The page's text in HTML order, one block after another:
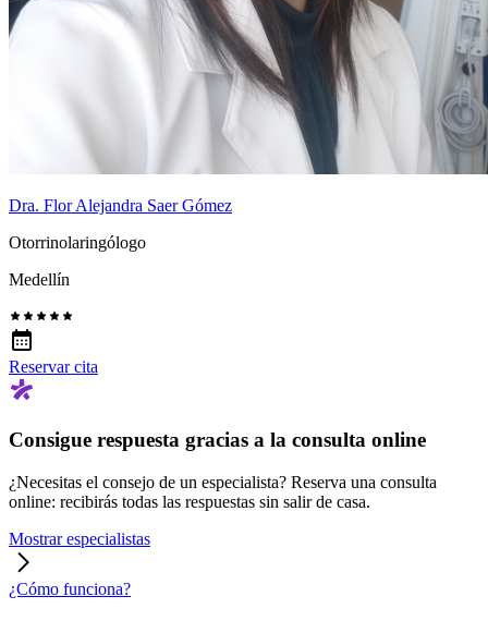
Dra. Flor Alejandra Saer Gómez
Otorrinolaringólogo
Medellín
Reservar cita
Consigue respuesta gracias a la consulta online
¿Necesitas el consejo de un especialista? Reserva una consulta
online: recibirás todas las respuestas sin salir de casa.
Mostrar especialistas
¿Cómo funciona?